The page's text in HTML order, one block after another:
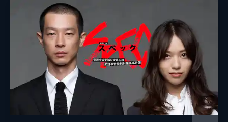
温水洋一
松永天馬
窪田優
徳井優
宅麻伸